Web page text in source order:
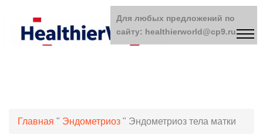
Главная " Эндометриоз " Эндометриоз тела матки
Для любых предложений по
сайту: healthierworld@cp9.ru